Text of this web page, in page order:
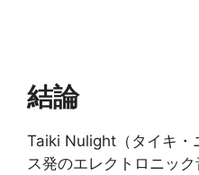
結論
Taiki Nulight（タイキ・
ス発のエレクトロニッ